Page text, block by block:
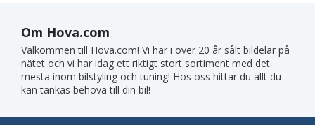
Om Hova.com
Välkommen till Hova.com! Vi har i över 20 år sålt bildelar på
nätet och vi har idag ett riktigt stort sortiment med det
mesta inom bilstyling och tuning! Hos oss hittar du allt du
kan tänkas behöva till din bil!